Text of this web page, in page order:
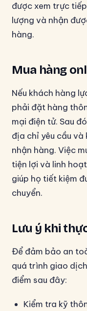
được xem trực
lượng và nhận
hàng.
Mua hàng
Nếu khách hàng
phải đặt hàng
mại điện tử. Sau
địa chỉ yêu cầu
nhận hàng. Việc
tiện lợi và linh
giúp họ tiết kiệm
chuyển.
Lưu ý khi
Để đảm bảo an
quá trình giao
điểm sau đây:
Kiểm tra kỹ